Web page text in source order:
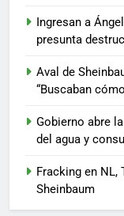
Ingresan a
presunta
Aval de
“Buscaban
Gobierno abre
del agua y
Fracking en NL,
Sheinbaum